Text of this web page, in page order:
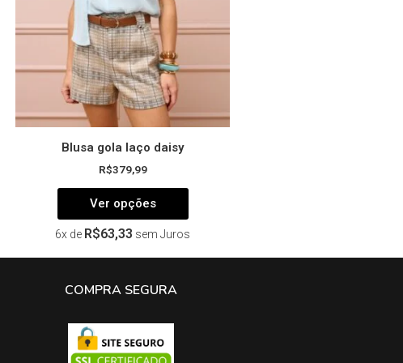
Blusa gola laço daisy
R$379,99
Ver opções
escolhidas
página
6x de R$63,33 sem Juros
COMPRA SEGURA